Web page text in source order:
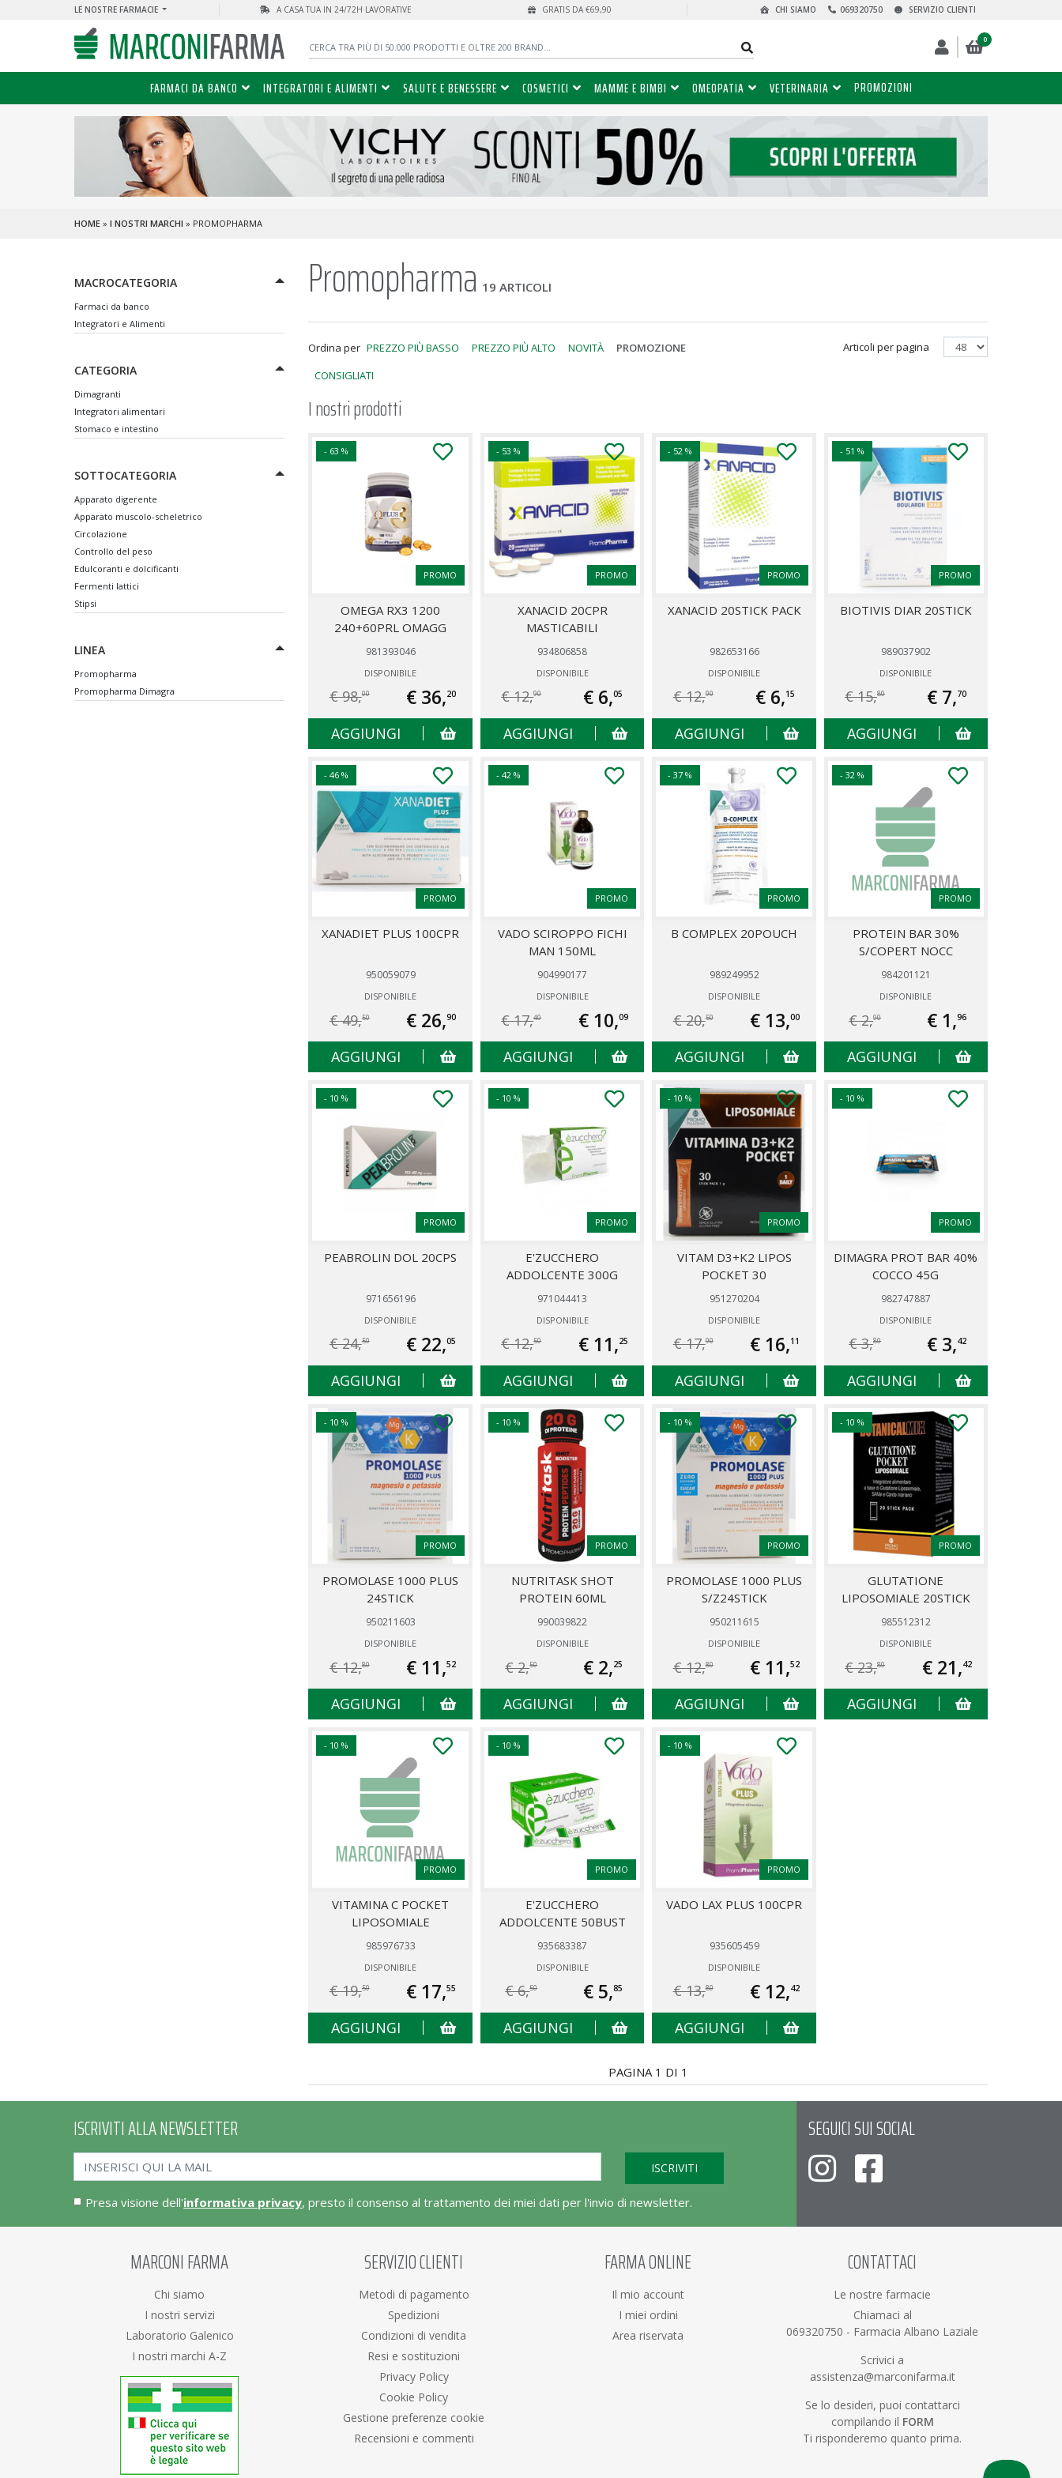
LE NOSTRE FARMACIE A CASA TUA IN 24/72H LAVORATIVE GRATIS DA €69,90 SERVIZIO CLIENTI
069320750
CHI SIAMO
0
FARMACI DA BANCO INTEGRATORI E ALIMENTI SALUTE E BENESSERE COSMETICI MAMME E BIMBI OMEOPATIA VETERINARIA PROMOZIONI
HOME» I NOSTRI MARCHI » PROMOPHARMA
MACROCATEGORIA
Farmaci da banco
Integratori e Alimenti
CATEGORIA
Dimagranti
Integratori alimentari
Stomaco e intestino
SOTTOCATEGORIA
Apparato digerente
Apparato muscolo-scheletrico
Circolazione
Controllo del peso
Edulcoranti e dolcificanti
Fermenti lattici
Stipsi
LINEA
Promopharma
Promopharma Dimagra
Promopharma 19 ARTICOLI
Ordina per PREZZO PIÙ BASSO PREZZO PIÙ ALTO NOVITÀ
PROMOZIONE
CONSIGLIATI
Articoli per pagina
I nostri prodotti
- 63 %
PROMO
OMEGA RX3 1200
240+60PRL OMAGG
981393046
DISPONIBILE
€ 98,00 € 36,20
AGGIUNGI
- 53 %
PROMO
XANACID 20CPR
MASTICABILI
934806858
DISPONIBILE
€ 12,90 € 6,05
AGGIUNGI
- 52 %
PROMO
XANACID 20STICK PACK
982653166
DISPONIBILE
€ 12,90 € 6,15
AGGIUNGI
- 51 %
PROMO
BIOTIVIS DIAR 20STICK
989037902
DISPONIBILE
€ 15,80 € 7,70
AGGIUNGI
- 46 %
PROMO
XANADIET PLUS 100CPR
950059079
DISPONIBILE
€ 49,50 € 26,90
AGGIUNGI
- 42 %
PROMO
VADO SCIROPPO FICHI
MAN 150ML
904990177
DISPONIBILE
€ 17,40 € 10,09
AGGIUNGI
- 37 %
PROMO
B COMPLEX 20POUCH
989249952
DISPONIBILE
€ 20,50 € 13,00
AGGIUNGI
- 32 %
PROMO
PROTEIN BAR 30%
S/COPERT NOCC
984201121
DISPONIBILE
€ 2,90 € 1,96
AGGIUNGI
- 10 %
PROMO
PEABROLIN DOL 20CPS
971656196
DISPONIBILE
€ 24,50 € 22,05
AGGIUNGI
- 10 %
PROMO
E'ZUCCHERO
ADDOLCENTE 300G
971044413
DISPONIBILE
€ 12,50 € 11,25
AGGIUNGI
- 10 %
PROMO
VITAM D3+K2 LIPOS
POCKET 30
951270204
DISPONIBILE
€ 17,90 € 16,11
AGGIUNGI
- 10 %
PROMO
DIMAGRA PROT BAR 40%
COCCO 45G
982747887
DISPONIBILE
€ 3,80 € 3,42
AGGIUNGI
- 10 %
PROMO
PROMOLASE 1000 PLUS
24STICK
950211603
DISPONIBILE
€ 12,80 € 11,52
AGGIUNGI
- 10 %
PROMO
NUTRITASK SHOT
PROTEIN 60ML
990039822
DISPONIBILE
€ 2,50 € 2,25
AGGIUNGI
- 10 %
PROMO
PROMOLASE 1000 PLUS
S/Z24STICK
950211615
DISPONIBILE
€ 12,80 € 11,52
AGGIUNGI
- 10 %
PROMO
GLUTATIONE
LIPOSOMIALE 20STICK
985512312
DISPONIBILE
€ 23,80 € 21,42
AGGIUNGI
- 10 %
PROMO
VITAMINA C POCKET
LIPOSOMIALE
985976733
DISPONIBILE
€ 19,50 € 17,55
AGGIUNGI
- 10 %
PROMO
E'ZUCCHERO
ADDOLCENTE 50BUST
935683387
DISPONIBILE
€ 6,50 € 5,85
AGGIUNGI
- 10 %
PROMO
VADO LAX PLUS 100CPR
935605459
DISPONIBILE
€ 13,80 € 12,42
AGGIUNGI
PAGINA 1 DI 1
ISCRIVITI ALLA NEWSLETTER
Presa visione dell'informativa privacy, presto il consenso al trattamento dei miei dati per l'invio di newsletter.
SEGUICI SUI SOCIAL
MARCONI FARMA
Chi siamo
I nostri servizi
Laboratorio Galenico
I nostri marchi A-Z
SERVIZIO CLIENTI
Metodi di pagamento
Spedizioni
Condizioni di vendita
Resi e sostituzioni
Privacy Policy
Cookie Policy
Gestione preferenze cookie
Recensioni e commenti
FARMA ONLINE
Il mio account
I miei ordini
Area riservata
CONTATTACI
Le nostre farmacie
Chiamaci al
069320750 - Farmacia Albano Laziale
Scrivici a
assistenza@marconifarma.it
Se lo desideri, puoi contattarci
compilando il FORM
Ti risponderemo quanto prima.